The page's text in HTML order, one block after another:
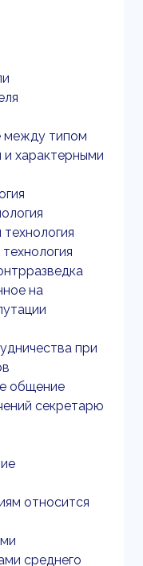
между типом
и характерными
на
при
общение
секретарю
относится
среднего